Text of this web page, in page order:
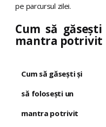
pe parcursul zilei.
Cum să
mantra potrivit
Cum să găsești și
să folosești un
mantra potrivit